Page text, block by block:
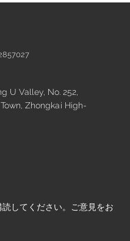
U Valley, No. 252,
Zhongkai High-
してください。ご意見をお